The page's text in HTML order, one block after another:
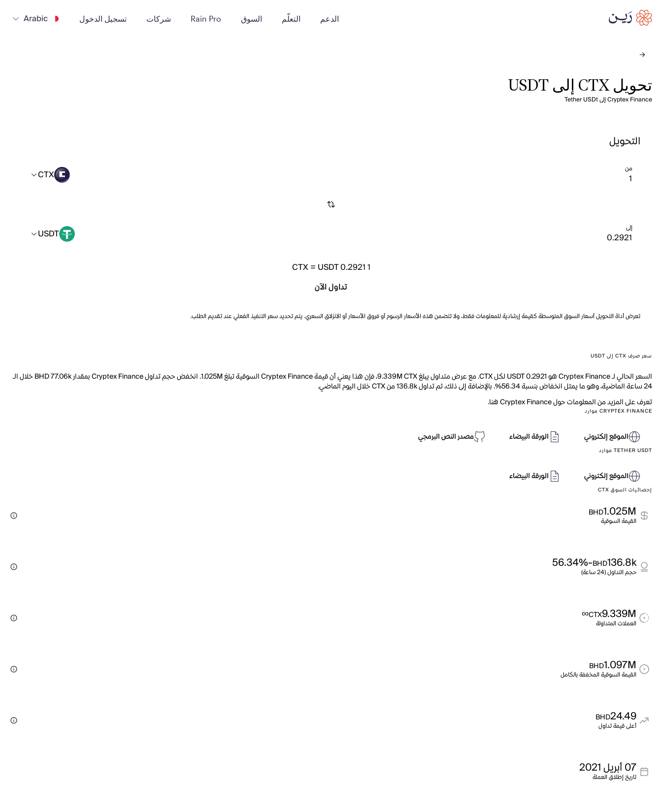
الدعم التعلّم السوق Rain Pro شركات تسجيل الدخول Arabic
تحويل CTX إلى USDT
Cryptex Finance إلى Tether USDt
التحويل
من CTX
إلى USDT
1
CTX= USDT 0.2921
تداول الآن
تعرض أداة التحويل أسعار السوق المتوسطة كقيمة إرشادية للمعلومات فقط، ولا تتضمن هذه الأسعار الرسوم أو فروق الأسعار أو الانزلاق السعري. يتم تحديد سعر التنفيذ الفعلي عند تقديم الطلب.
سعر صرف CTX إلى USDT
السعر الحالي لـ Cryptex Finance هو USDT 0.2921 لكل CTX. مع عرض متداول يبلغ 9.339M CTX، فإن هذا يعني أن قيمة Cryptex Finance السوقية تبلغ 1.025M. انخفض حجم تداول Cryptex Finance بمقدار BHD 77.06k خلال الـ
24 ساعة الماضية، وهو ما يمثل انخفاض بنسبة 56.34%. بالإضافة إلى ذلك، تم تداول 136.8k من CTX خلال اليوم الماضي.
تعرف على المزيد من المعلومات حول Cryptex Finance هنا.
CRYPTEX FINANCE موارد
الموقع إلكتروني الورقة البيضاء مصدر النص البرمجي
TETHER USDT موارد
الموقع إلكتروني الورقة البيضاء
إحصائيات السوق CTX
1.025M
BHD
القيمة السوقية
136.8k
BHD
-56.34%
حجم التداول (24 ساعة)
9.339M
CTX
∞
العملات المتداولة
1.097M
BHD
القيمة السوقية المخففة بالكامل
24.49
BHD
أعلى قيمة تداول
07 أبريل 2021
تاريخ إطلاق العملة